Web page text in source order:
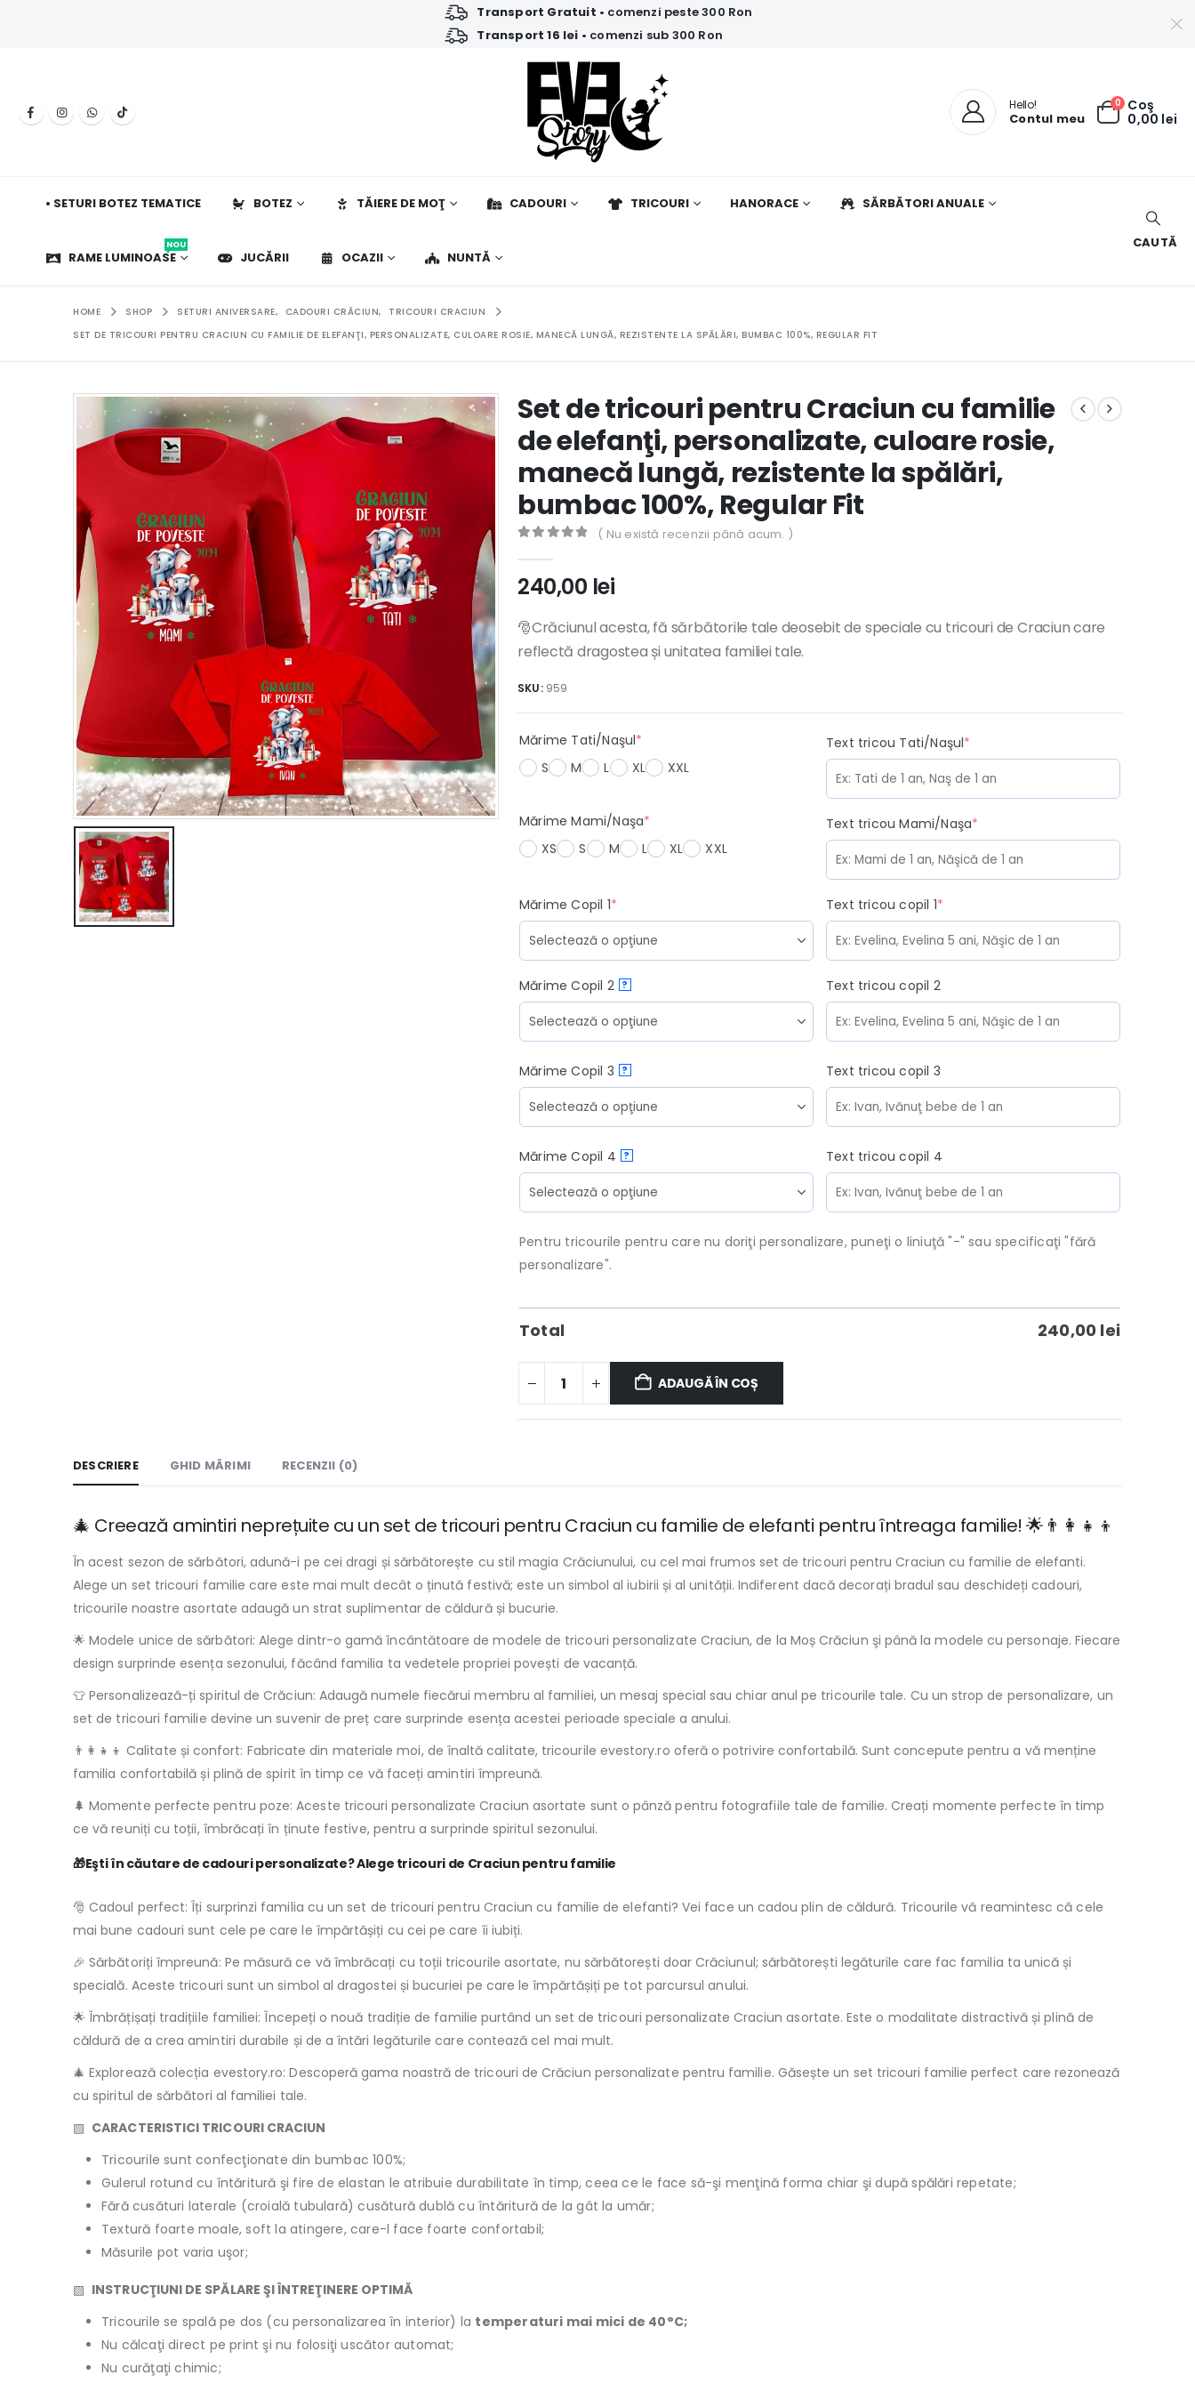
Transport Gratuit • comenzi peste 300 Ron
Transport 16 lei • comenzi sub 300 Ron
Hello!
Contul meu
0 Coş
0,00 lei
• SETURI BOTEZ TEMATICE BOTEZ TĂIERE DE MOŢ CADOURI TRICOURI HANORACE SĂRBĂTORI ANUALE
RAME LUMINOASE
NOU
JUCĂRII OCAZII NUNTĂ
CAUTĂ
HOME SHOP SETURI ANIVERSARE, CADOURI CRĂCIUN,
TRICOURI CRACIUN
SET DE TRICOURI PENTRU CRACIUN CU FAMILIE DE ELEFANŢI, PERSONALIZATE, CULOARE ROSIE, MANECĂ LUNGĂ, REZISTENTE LA SPĂLĂRI, BUMBAC 100%, REGULAR FIT
Set de tricouri pentru Craciun cu familie
de elefanţi, personalizate, culoare rosie,
manecă lungă, rezistente la spălări,
bumbac 100%, Regular Fit
( Nu există recenzii până acum. )
240,00 lei
🎅Crăciunul acesta, fă sărbătorile tale deosebit de speciale cu tricouri de Craciun care
reflectă dragostea și unitatea familiei tale.
SKU: 959
Mărime Tati/Naşul*
S
M L XL XXL
Text tricou Tati/Naşul*
Mărime Mami/Naşa*
XS
S M L XL XXL
Text tricou Mami/Naşa*
Mărime Copil 1* Text tricou copil 1*
Mărime Copil 2 ? Text tricou copil 2
Mărime Copil 3 ? Text tricou copil 3
Mărime Copil 4 ? Text tricou copil 4
Pentru tricourile pentru care nu doriţi personalizare, puneţi o liniuţă "-" sau specificaţi "fără
personalizare".
Total 240,00 lei
ADAUGĂ ÎN COȘ
DESCRIERE GHID MĂRIMI RECENZII (0)
🎄 Creează amintiri neprețuite cu un set de tricouri pentru Craciun cu familie de elefanti pentru întreaga familie! 🌟👨‍👩‍👧‍👦
În acest sezon de sărbători, adună-i pe cei dragi și sărbătorește cu stil magia Crăciunului, cu cel mai frumos set de tricouri pentru Craciun cu familie de elefanti.
Alege un set tricouri familie care este mai mult decât o ținută festivă; este un simbol al iubirii și al unității. Indiferent dacă decorați bradul sau deschideți cadouri,
tricourile noastre asortate adaugă un strat suplimentar de căldură și bucurie.
🌟 Modele unice de sărbători: Alege dintr-o gamă încântătoare de modele de tricouri personalizate Craciun, de la Moș Crăciun şi până la modele cu personaje. Fiecare
design surprinde esența sezonului, făcând familia ta vedetele propriei povești de vacanță.
👕 Personalizează-ți spiritul de Crăciun: Adaugă numele fiecărui membru al familiei, un mesaj special sau chiar anul pe tricourile tale. Cu un strop de personalizare, un
set de tricouri familie devine un suvenir de preț care surprinde esența acestei perioade speciale a anului.
👨‍👩‍👧‍👦 Calitate și confort: Fabricate din materiale moi, de înaltă calitate, tricourile evestory.ro oferă o potrivire confortabilă. Sunt concepute pentru a vă menține
familia confortabilă și plină de spirit în timp ce vă faceți amintiri împreună.
🌲 Momente perfecte pentru poze: Aceste tricouri personalizate Craciun asortate sunt o pânză pentru fotografiile tale de familie. Creați momente perfecte în timp
ce vă reuniți cu toții, îmbrăcați în ținute festive, pentru a surprinde spiritul sezonului.
🎁Eşti în căutare de cadouri personalizate? Alege tricouri de Craciun pentru familie
🎅 Cadoul perfect: Îți surprinzi familia cu un set de tricouri pentru Craciun cu familie de elefanti? Vei face un cadou plin de căldură. Tricourile vă reamintesc că cele
mai bune cadouri sunt cele pe care le împărtășiți cu cei pe care îi iubiți.
🎉 Sărbătoriți împreună: Pe măsură ce vă îmbrăcați cu toții tricourile asortate, nu sărbătorești doar Crăciunul; sărbătorești legăturile care fac familia ta unică și
specială. Aceste tricouri sunt un simbol al dragostei și bucuriei pe care le împărtășiți pe tot parcursul anului.
🌟 Îmbrățișați tradițiile familiei: Începeți o nouă tradiție de familie purtând un set de tricouri personalizate Craciun asortate. Este o modalitate distractivă și plină de
căldură de a crea amintiri durabile și de a întări legăturile care contează cel mai mult.
🎄 Explorează colecția evestory.ro: Descoperă gama noastră de tricouri de Crăciun personalizate pentru familie. Găsește un set tricouri familie perfect care rezonează
cu spiritul de sărbători al familiei tale.
▧ CARACTERISTICI TRICOURI CRACIUN
Tricourile sunt confecţionate din bumbac 100%;
Gulerul rotund cu întăritură şi fire de elastan le atribuie durabilitate în timp, ceea ce le face să-şi menţină forma chiar şi după spălări repetate;
Fără cusături laterale (croială tubulară) cusătură dublă cu întăritură de la gât la umăr;
Textură foarte moale, soft la atingere, care-l face foarte confortabil;
Măsurile pot varia uşor;
▧ INSTRUCŢIUNI DE SPĂLARE ŞI ÎNTREŢINERE OPTIMĂ
Tricourile se spală pe dos (cu personalizarea în interior) la temperaturi mai mici de 40°C;
Nu călcaţi direct pe print şi nu folosiţi uscător automat;
Nu curăţaţi chimic;